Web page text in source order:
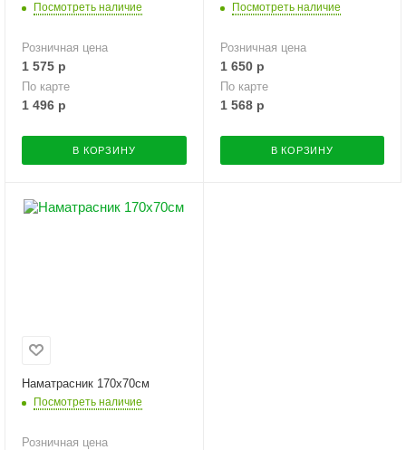
Посмотреть наличие
Розничная цена
1 575 р
По карте
1 496 р
В КОРЗИНУ
Посмотреть наличие
Розничная цена
1 650р
По карте
1 568р
В КОРЗИНУ
Наматрасник 170х70см
Посмотреть наличие
Розничная цена